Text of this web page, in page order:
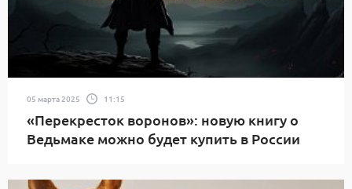
05 марта 2025 11:15
«Перекресток воронов»: новую книгу о
Ведьмаке можно будет купить в России